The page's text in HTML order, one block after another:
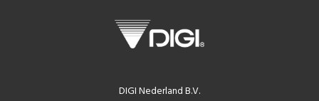
DIGI Nederland B.V.